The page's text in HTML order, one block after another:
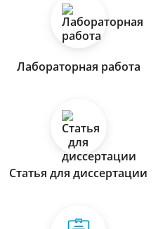
Лабораторная работа
Статья для диссертации